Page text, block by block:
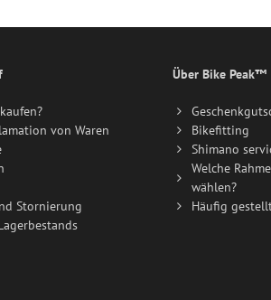
von Waren
Stornierung
Über Bike Peak™
Bikefitting
Shimano
Welche
wählen?
Häufig